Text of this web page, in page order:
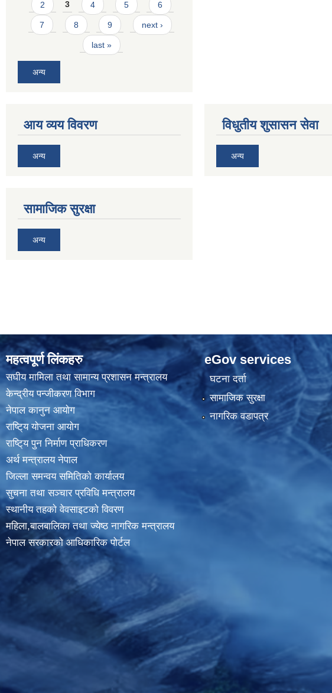
2 3 4 5 6
7 8 9 next ›
last »
अन्य
आय व्यय विवरण
अन्य
सामाजिक सुरक्षा
अन्य
विधुतीय शुसासन सेवा
अन्य
महत्वपूर्ण लिंकहरु
स‌घीय मामिला तथा सामान्य प्रशासन मन्त्रालय
केन्द्रीय पन्जीकरण विभाग
नेपाल कानुन आयाेग
राष्टि्य याेजना आयाेग
राष्टि्य पुन निर्माण प्राधिकरण
अर्थ मन्त्रालय नेपाल
जिल्ला समन्वय समितिको कार्यालय
सुचना तथा सञ्चार प्रविधि मन्त्रालय
स्थानीय तहकाे वेवसाइटकाे विवरण
महिला,बालबालिका तथा ज्येष्ठ नागरिक मन्त्रालय
नेपाल सरकारको आधिकारिक पोर्टल
eGov services
घटना दर्ता
सामाजिक सुरक्षा
नागरिक वडापत्र